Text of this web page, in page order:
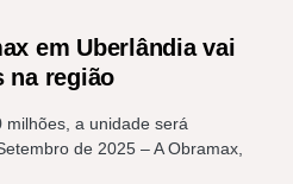
em Uberlândia vai
na região
a unidade será
de 2025 – A Obramax,